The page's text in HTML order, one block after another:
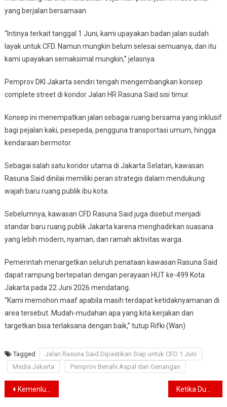
yang berjalan bersamaan.
“Intinya terkait tanggal 1 Juni, kami upayakan badan jalan sudah
layak untuk CFD. Namun mungkin belum selesai semuanya, dan itu
kami upayakan semaksimal mungkin,” jelasnya.
Pemprov DKI Jakarta sendiri tengah mengembangkan konsep
complete street di koridor Jalan HR Rasuna Said sisi timur.
Konsep ini menempatkan jalan sebagai ruang bersama yang inklusif
bagi pejalan kaki, pesepeda, pengguna transportasi umum, hingga
kendaraan bermotor.
Sebagai salah satu koridor utama di Jakarta Selatan, kawasan
Rasuna Said dinilai memiliki peran strategis dalam mendukung
wajah baru ruang publik ibu kota.
Sebelumnya, kawasan CFD Rasuna Said juga disebut menjadi
standar baru ruang publik Jakarta karena menghadirkan suasana
yang lebih modern, nyaman, dan ramah aktivitas warga.
Pemerintah menargetkan seluruh penataan kawasan Rasuna Said
dapat rampung bertepatan dengan perayaan HUT ke-499 Kota
Jakarta pada 22 Juni 2026 mendatang.
“Kami memohon maaf apabila masih terdapat ketidaknyamanan di
area tersebut. Mudah-mudahan apa yang kita kerjakan dan
targetkan bisa terlaksana dengan baik,” tutup Rifki (Wan)
Tagged
Jalan Rasuna Said Dipastikan Siap untuk CFD 1 Juni
Media Jakarta
Pemprov Benahi Aspal dan Genangan
Navigasi
Kemenlu Indonesia Desak Israel Bebaskan Relawan Kemanusiaan Global Sumud Flotilla, 9 WNI Ikut Ditahan Ketika Dua Pizza Mengubah Sejarah: Jejak 10.000 Bitcoin yang Kini Bernilai Rp12,5 Triliun